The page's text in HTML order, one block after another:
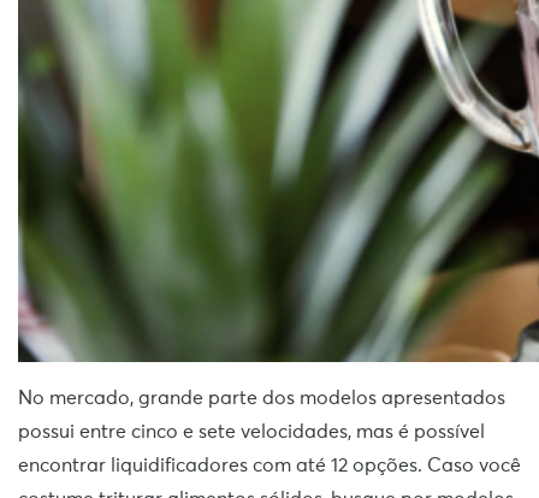
No mercado, grande parte dos modelos apresentados
possui entre cinco e sete velocidades, mas é possível
encontrar liquidificadores com até 12 opções. Caso você